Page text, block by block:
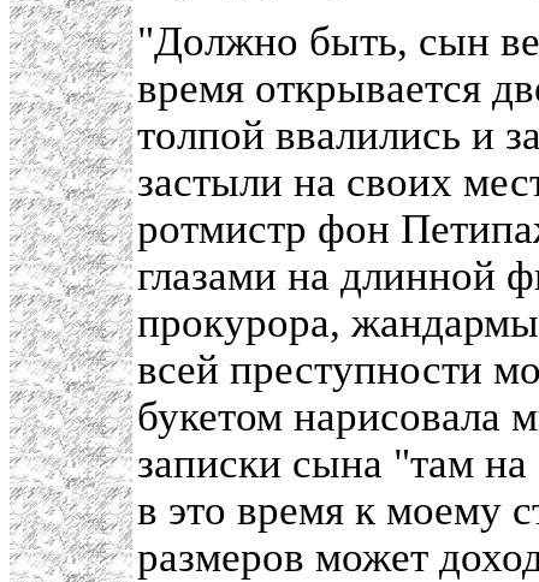
"Должно быть, сын
время открывается
толпой ввалились и
застыли на своих
ротмистр фон
глазами на длинной
прокурора,
всей преступности
букетом нарисовала
записки сына "там
в это время к моему
размеров может